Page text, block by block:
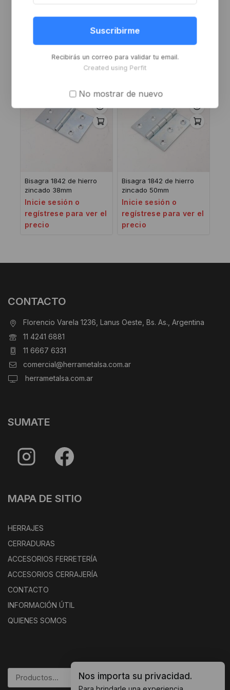
Bisagra 1842 de bronce
Inicie sesión o
regístrese para ver el
Bisagra 1842 de bronce
pulido 63mm
regístrese para ver el
precio
Bisagra 1842 de hierro
zincado 38mm
Inicie sesión o
regístrese para ver el
precio
Bisagra 1842 de hierro
zincado 50mm
Inicie sesión o
regístrese para ver el
precio
CONTACTO
Florencio Varela 1236, Lanus Oeste, Bs. As., Argentina
11 4241 6881
11 6667 6331
comercial@herrametalsa.com.ar
herrametalsa.com.ar
SUMATE
MAPA DE SITIO
HERRAJES
CERRADURAS
ACCESORIOS FERRETERÍA
ACCESORIOS CERRAJERÍA
CONTACTO
INFORMACIÓN ÚTIL
QUIENES SOMOS
BUSCAR
Suscribirme
Recibirás un correo para validar tu email.
Created using Perfit
No mostrar de nuevo
Nos importa su privacidad.